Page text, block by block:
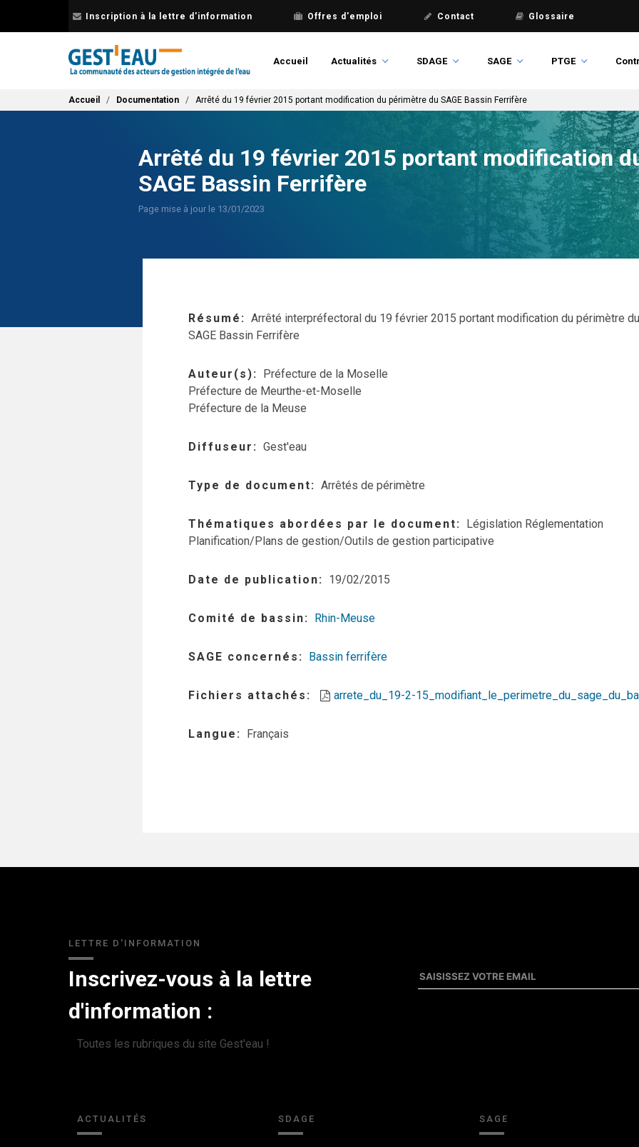
Inscription à la lettre d'information Offres d'emploi Contact Glossaire
Accueil Actualités SDAGE SAGE PTGE
Fil d'Ariane
Accueil Documentation Arrêté du 19 février 2015 portant modification du périmètre du SAGE Bassin Ferrifère
Arrêté du 19 février 2015 portant modification
SAGE Bassin Ferrifère
Page mise à jour le 13/01/2023
Résumé
Arrêté interpréfectoral du 19 février 2015 portant modification du périmètre du
SAGE Bassin Ferrifère
Auteur(s)
Préfecture de la Moselle
Préfecture de Meurthe-et-Moselle
Préfecture de la Meuse
Diffuseur Gest'eau
Type de document Arrêtés de périmètre
Thématiques abordées par le document
Législation Réglementation
Planification/Plans de gestion/Outils de gestion participative
Date de publication 19/02/2015
Comité de bassin Rhin-Meuse
SAGE concernés Bassin ferrifère
Fichiers attachés arrete_du_19-2-
Langue Français
LETTRE D'INFORMATION
Inscrivez-vous à la lettre
d'information :
Toutes les rubriques du site Gest'eau !
ACTUALITÉS SDAGE SAGE